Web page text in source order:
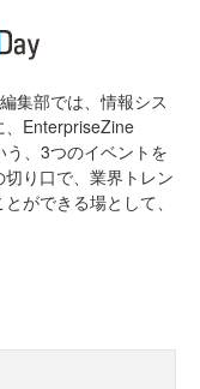
集部では、情報シス
、EnterpriseZine
、3つのイベントを
り口で、業界トレン
ができる場として、